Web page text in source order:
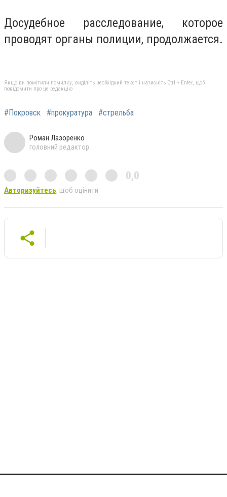
Досудебное расследование, которое
проводят органы полиции, продолжается.
Якщо ви помітили помилку, виділіть необхідний текст і натисніть Ctrl + Enter, щоб
повідомити про це редакцію
#Покровск #прокуратура #стрельба
Роман Лазоренко
головний редактор
0,0
Авторизуйтесь, щоб оцінити